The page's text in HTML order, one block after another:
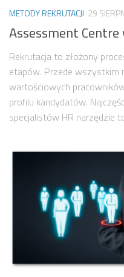
METODY REKRUTACJI 29
Assessment
Rekrutacja to złożony
etapów. Przede wszystkim
wartościowych
profilu kandydatów.
specjalistów HR narzędzie